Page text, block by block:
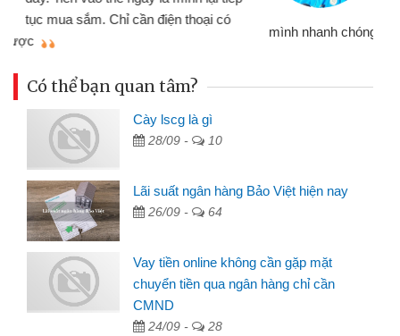
đã giải quyết được công việc của
Có thể bạn quan tâm?
Cày lscg là gì
28/09 - 10
Lãi suất ngân hàng Bảo Việt hiện nay
26/09 - 64
Vay tiền online không cần gặp mặt
chuyển tiền qua ngân hàng chỉ cần
CMND
24/09 - 28